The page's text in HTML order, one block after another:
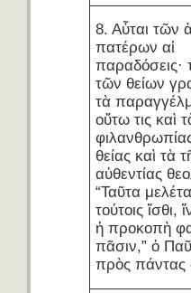
8. Αὗται τῶν
πατέρων αἱ
παραδόσεις·
τῶν θείων
τὰ
οὕτω τις καὶ
θείας καὶ τὰ
αὐθεντίας
“Ταῦτα
τούτοις ἴσθι,
ἡ προκοπὴ
πᾶσιν,” ὁ
πρὸς πάντας